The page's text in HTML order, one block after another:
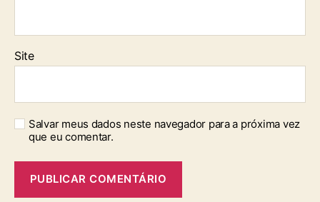
Site
Salvar meus dados neste navegador para a próxima vez
que eu comentar.